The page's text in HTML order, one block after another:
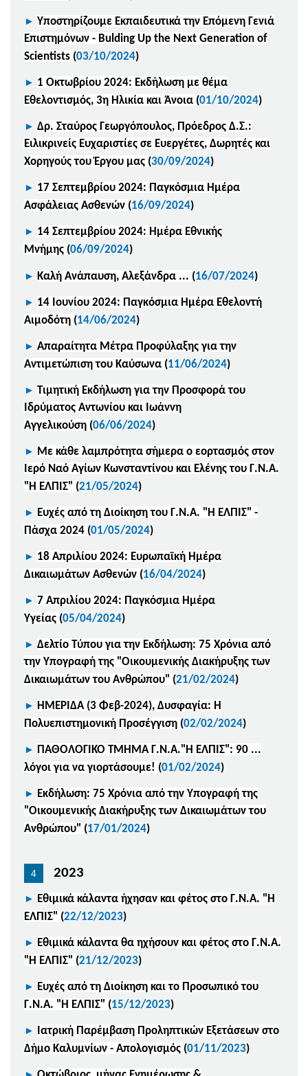
► Υποστηρίζουμε Εκπαιδευτικά την Επόμενη Γενιά
Επιστημόνων - Bulding Up the Next Generation of
Scientists (03/10/2024)
► 1 Οκτωβρίου 2024: Εκδήλωση με θέμα
Εθελοντισμός, 3η Ηλικία και Άνοια (01/10/2024)
► Δρ. Σταύρος Γεωργόπουλος, Πρόεδρος Δ.Σ.:
Ειλικρινείς Ευχαριστίες σε Ευεργέτες, Δωρητές και
Χορηγούς του Έργου μας (30/09/2024)
► 17 Σεπτεμβρίου 2024: Παγκόσμια Ημέρα
Ασφάλειας Ασθενών (16/09/2024)
► 14 Σεπτεμβρίου 2024: Ημέρα Εθνικής
Μνήμης (06/09/2024)
► Καλή Ανάπαυση, Αλεξάνδρα ... (16/07/2024)
► 14 Ιουνίου 2024: Παγκόσμια Ημέρα Εθελοντή
Αιμοδότη (14/06/2024)
► Απαραίτητα Μέτρα Προφύλαξης για την
Αντιμετώπιση του Καύσωνα (11/06/2024)
► Τιμητική Εκδήλωση για την Προσφορά του
Ιδρύματος Αντωνίου και Ιωάννη
Αγγελικούση (06/06/2024)
►
Με κάθε λαμπρότητα σήμερα ο εορτασμός στον
Ιερό Ναό Αγίων Κωνσταντίνου και Ελένης του Γ.Ν.Α.
"Η ΕΛΠΙΣ" (21/05/2024)
►
Ευχές από τη Διοίκηση του Γ.Ν.Α. "Η ΕΛΠΙΣ" -
Πάσχα 2024 (01/05/2024)
► 18 Απριλίου 2024: Ευρωπαϊκή Ημέρα
Δικαιωμάτων Ασθενών (16/04/2024)
► 7 Απριλίου 2024: Παγκόσμια Ημέρα
Υγείας (05/04/2024)
► Δελτίο Τύπου για την Εκδήλωση: 75 Χρόνια από
την Υπογραφή της "Οικουμενικής Διακήρυξης των
Δικαιωμάτων του Ανθρώπου" (21/02/2024)
►
ΗΜΕΡΙΔΑ (3 Φεβ-2024), Δυσφαγία: Η
Πολυεπιστημονική Προσέγγιση (02/02/2024)
►
ΠΑΘΟΛΟΓΙΚΟ ΤΜΗΜΑ Γ.Ν.Α."Η ΕΛΠΙΣ": 90 ...
λόγοι για να γιορτάσουμε! (01/02/2024)
►
Εκδήλωση: 75 Χρόνια από την Υπογραφή της
"Οικουμενικής Διακήρυξης των Δικαιωμάτων του
Ανθρώπου" (17/01/2024)
2023
►
Εθιμικά κάλαντα ήχησαν και φέτος στο Γ.Ν.Α. "Η
ΕΛΠΙΣ" (22/12/2023)
►
Εθιμικά κάλαντα θα ηχήσουν και φέτος στο Γ.Ν.Α.
"Η ΕΛΠΙΣ" (21/12/2023)
►
Ευχές από τη Διοίκηση και το Προσωπικό του
Γ.Ν.Α. "Η ΕΛΠΙΣ" (15/12/2023)
►
Ιατρική Παρέμβαση Προληπτικών Εξετάσεων στο
Δήμο Καλυμνίων - Απολογισμός (01/11/2023)